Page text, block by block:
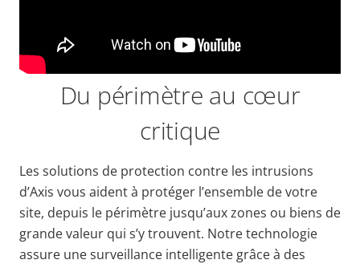
Du périmètre au cœur
critique
Les solutions de protection contre les intrusions
d’Axis vous aident à protéger l’ensemble de votre
site, depuis le périmètre jusqu’aux zones ou biens de
grande valeur qui s’y trouvent. Notre technologie
assure une surveillance intelligente grâce à des